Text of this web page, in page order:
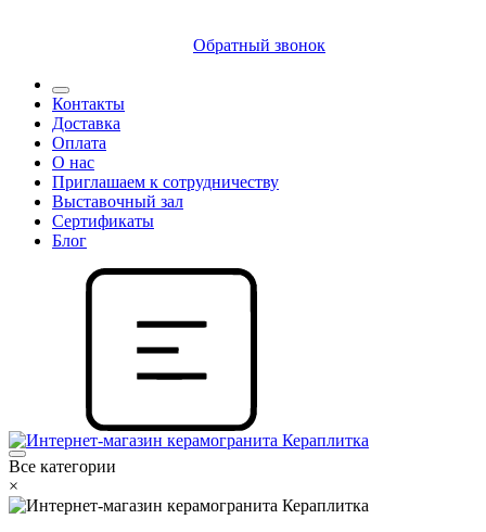
Обратный звонок
Контакты
Доставка
Оплата
О нас
Приглашаем к сотрудничеству
Выставочный зал
Сертификаты
Блог
Все категории
×